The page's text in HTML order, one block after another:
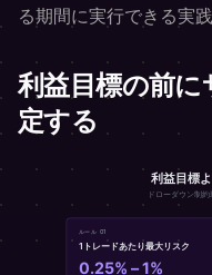
る期間に実行できる実
利益目標の前
定する